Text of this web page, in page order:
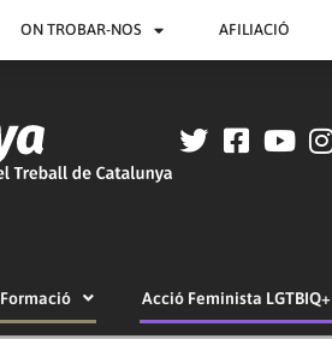
ON TROBAR-NOS AFILIACIÓ
Formació Acció Feminista LGTBIQ+